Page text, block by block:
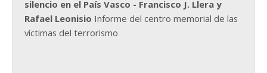
silencio en el País Vasco - Francisco J. Llera y
Rafael Leonisio Informe del centro memorial de las
víctimas del terrorismo